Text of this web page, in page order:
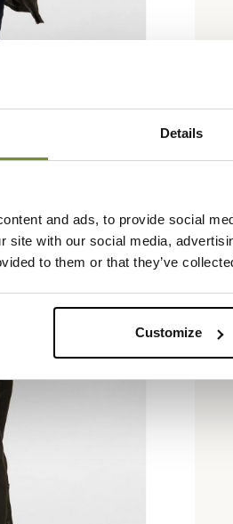
Details
and ads, to provide social
site with our social media,
to them or that they’ve
Customize